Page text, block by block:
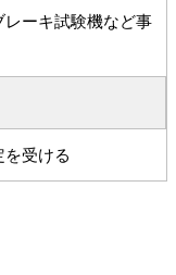
ーキ試験機など事
受ける